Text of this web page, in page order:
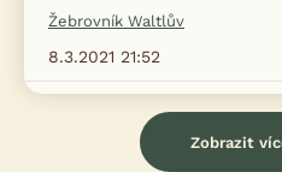
Žebrovník Waltlův
8.3.2021 21:52
Zobrazit